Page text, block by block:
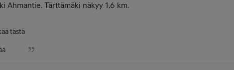
Ahmantie. Tärttämäki näkyy 1,6 km.
tästä